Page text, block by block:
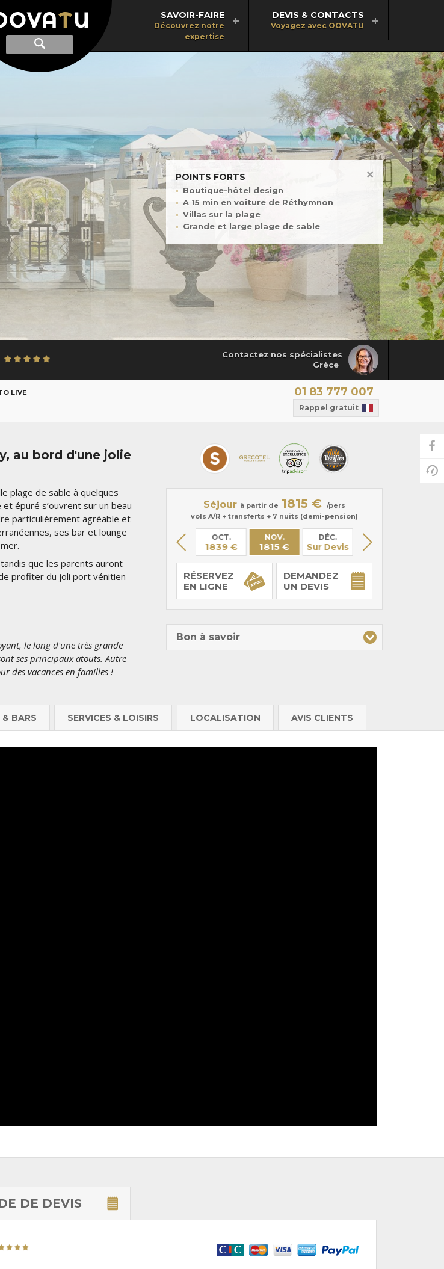
SAVOIR-FAIRE
Découvrez notre
expertise
DEVIS & CONTACTS
Voyagez avec OOVATU
POINTS FORTS
Boutique-hôtel design
A 15 min en voiture de Réthymnon
Villas sur la plage
Grande et large plage de sable
Contactez nos spécialistes
Grèce
LIVE 01 83 777 007
Rappel gratuit
au bord d'une jolie
plage de sable à quelques
épuré s’ouvrent sur un beau
particulièrement agréable et
ses bar et lounge
que les parents auront
profiter du joli port vénitien
le long d'une très grande
ses principaux atouts. Autre
des vacances en familles !
Séjour à partir de 1815 € /pers
vols A/R + transferts + 7 nuits (demi-pension)
AOÛT SEPT.
2319 €
OCT.
1839 €
NOV.
1815 €
DÉC.
Sur Devis
JANV.
Sur Devis
RÉSERVEZ
EN LIGNE
DEMANDEZ
UN DEVIS
Bon à savoir
BARS SERVICES & LOISIRS LOCALISATION AVIS CLIENTS
DE DEVIS